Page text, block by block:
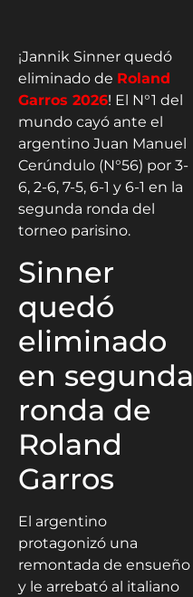
¡Jannik Sinner quedó
eliminado de Roland
Garros 2026! El N°1 del
mundo cayó ante el
argentino Juan Manuel
Cerúndulo (N°56) por 3-
6, 2-6, 7-5, 6-1 y 6-1 en la
segunda ronda del
torneo parisino.
Sinner
quedó
eliminado
en segunda
ronda de
Roland
Garros
El argentino
protagonizó una
remontada de ensueño
y le arrebató al italiano